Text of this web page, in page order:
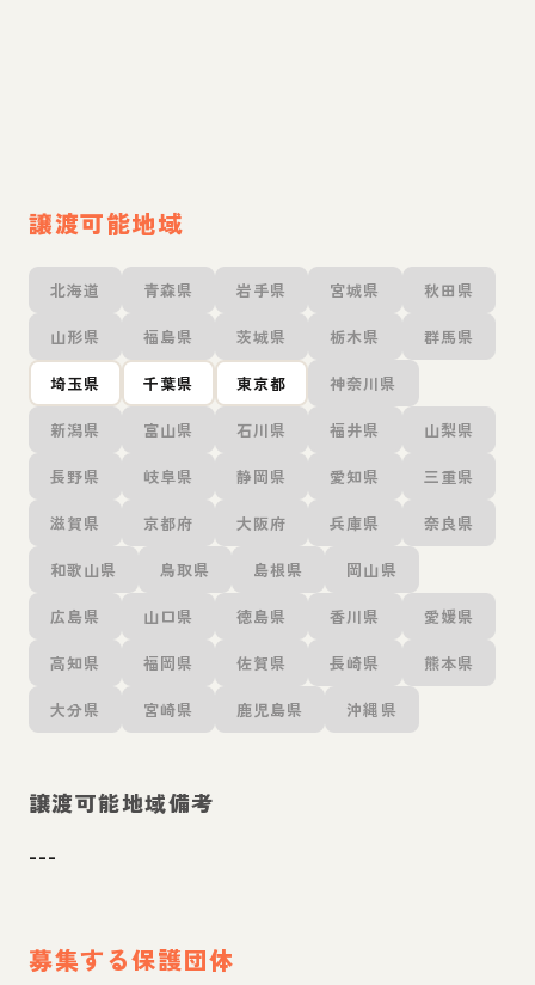
譲渡可能地域
北海道 青森県 岩手県 宮城県 秋田県
山形県 福島県 茨城県 栃木県 群馬県
埼玉県 千葉県 東京都 神奈川県
新潟県 富山県 石川県 福井県 山梨県
長野県 岐阜県 静岡県 愛知県 三重県
滋賀県 京都府 大阪府 兵庫県 奈良県
和歌山県 鳥取県 島根県 岡山県
広島県 山口県 徳島県 香川県 愛媛県
高知県 福岡県 佐賀県 長崎県 熊本県
大分県 宮崎県 鹿児島県 沖縄県
譲渡可能地域備考
---
募集する保護団体